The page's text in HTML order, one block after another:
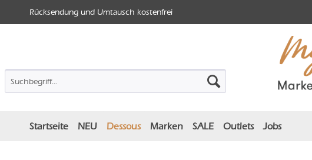
Rücksendung und Umtausch kostenfrei
Startseite NEU Dessous Marken SALE Outlets Jobs